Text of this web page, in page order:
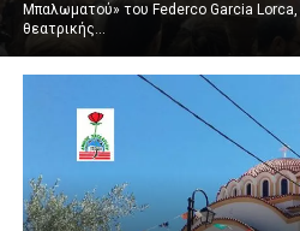
Μπαλωματού» του Federco Garcia Lorca,
θεατρικής...